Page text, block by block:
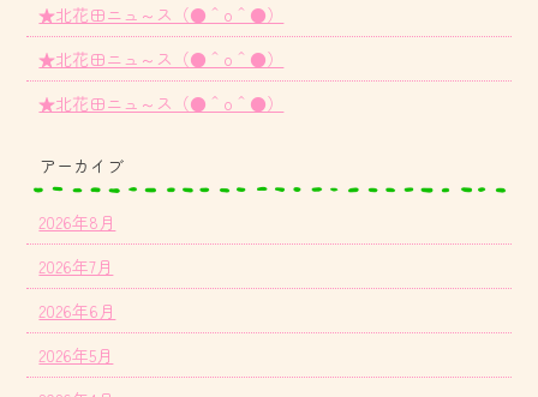
★北花田ニュ～ス（●＾o＾●）
★北花田ニュ～ス（●＾o＾●）
★北花田ニュ～ス（●＾o＾●）
アーカイブ
2026年8月
2026年7月
2026年6月
2026年5月